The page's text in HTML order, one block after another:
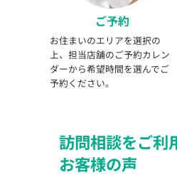
ご予約
お住まいのエリアを選択の
上、担当店舗のご予約カレン
ダーから希望時間を選んでご
予約ください。
訪問相談をご利
お客様の声